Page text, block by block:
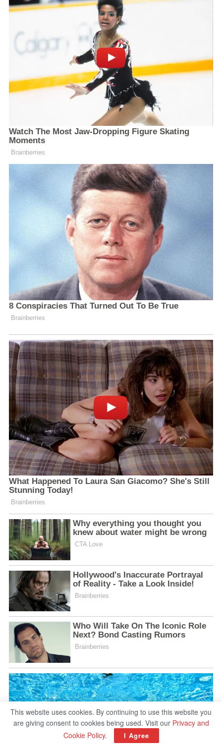
This website uses cookies. By continuing to use this website you
are giving consent to cookies being used. Visit our Privacy and
Cookie Policy. I Agree